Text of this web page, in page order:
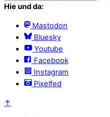
Hie und da:
Mastodon
Bluesky
Youtube
Facebook
Instagram
Pixelfed
↑